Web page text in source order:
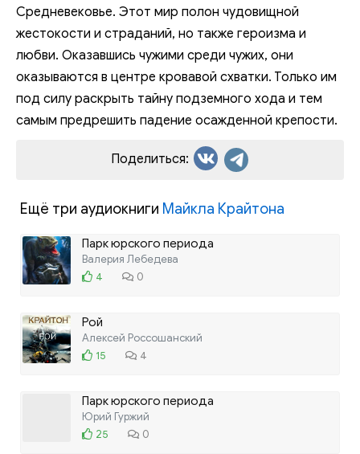
Средневековье. Этот мир полон чудовищной
жестокости и страданий, но также героизма и
любви. Оказавшись чужими среди чужих, они
оказываются в центре кровавой схватки. Только им
под силу раскрыть тайну подземного хода и тем
самым предрешить падение осажденной крепости.
Поделиться:
Ещё три аудиокниги Майкла Крайтона
Парк юрского периода
Валерия Лебедева
4
0
Рой
Алексей Россошанский
15
4
Парк юрского периода
Юрий Гуржий
25
0